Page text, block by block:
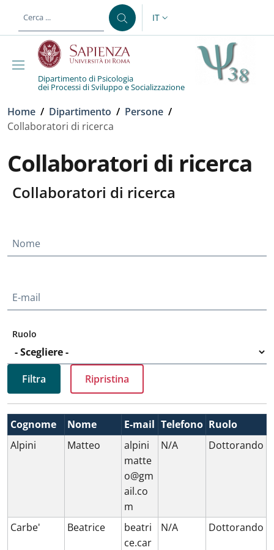
al contenuto principale
SELETTORE LINGUA:
IT
Dipartimento di Psicologia
dei Processi di Sviluppo e Socializzazione
Briciole di pane
Home / Dipartimento / Persone /
Collaboratori di ricerca
Collaboratori di ricerca
Collaboratori di ricerca
Nome
E-mail
Ruolo
Cognome Nome E-mail Telefono Ruolo
Alpini
Matteo
alpini
matte
o@gm
ail.co
m
N/A Dottorando
Carbe' Beatrice
beatri
ce.car
N/A Dottorando